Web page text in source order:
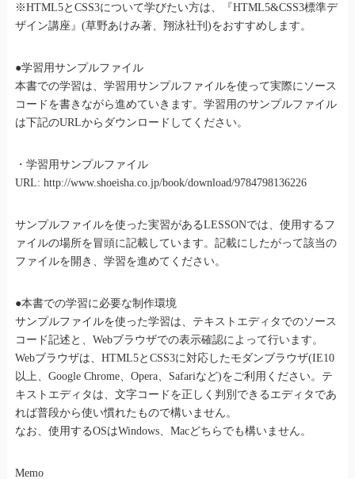
※HTML5とCSS3について学びたい方は、『HTML5&CSS3標準デ
ザイン講座』(草野あけみ著、翔泳社刊)をおすすめします。
●学習用サンプルファイル
本書での学習は、学習用サンプルファイルを使って実際にソース
コードを書きながら進めていきます。学習用のサンプルファイル
は下記のURLからダウンロードしてください。
・学習用サンプルファイル
URL: http://www.shoeisha.co.jp/book/download/9784798136226
サンプルファイルを使った実習があるLESSONでは、使用するフ
ァイルの場所を冒頭に記載しています。記載にしたがって該当の
ファイルを開き、学習を進めてください。
●本書での学習に必要な制作環境
サンプルファイルを使った学習は、テキストエディタでのソース
コード記述と、Webブラウザでの表示確認によって行います。
Webブラウザは、HTML5とCSS3に対応したモダンブラウザ(IE10
以上、Google Chrome、Opera、Safariなど)をご利用ください。テ
キストエディタは、文字コードを正しく判別できるエディタであ
れば普段から使い慣れたもので構いません。
なお、使用するOSはWindows、Macどちらでも構いません。
Memo